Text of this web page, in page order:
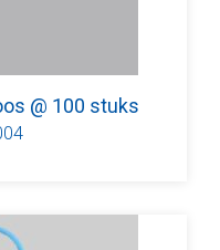
@ 100 stuks